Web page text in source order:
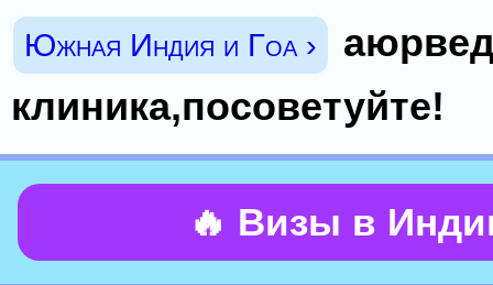
Южная Индия и Гоа ›
клиника,посоветуйте!
🔥 Визы в